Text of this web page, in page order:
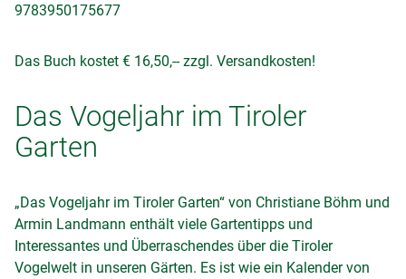
9783950175677
Das Buch kostet € 16,50,-- zzgl. Versandkosten!
Das Vogeljahr im Tiroler
Garten
„Das Vogeljahr im Tiroler Garten“ von Christiane Böhm und
Armin Landmann enthält viele Gartentipps und
Interessantes und Überraschendes über die Tiroler
Vogelwelt in unseren Gärten. Es ist wie ein Kalender von